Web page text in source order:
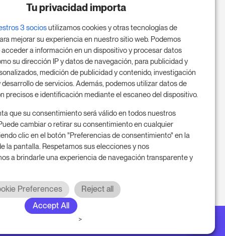
Agenda una reunión para
días.
Inicia tu prueba gratuita
Programa una reunión
los derechos reservados. RoomPriceGenie AG
Tu privacidad importa
3 sociosutilizamos cookies y otras tecnologías de
mejorar su experiencia en nuestro sitio web. Podemos
a información en un dispositivo y procesar datos
su dirección IP y datos de navegación, para publicidad y
medición de publicidad y contenido, investigación
de servicios. Además, podemos utilizar datos de
precisos e identificación mediante el escaneo del dispositivo.
que su consentimiento será válido en todos nuestros
cambiar o retirar su consentimiento en cualquier
clic en el botón "Preferencias de consentimiento" en la
la pantalla. Respetamos sus elecciones y nos
a brindarle una experiencia de navegación transparente y
Preferences
Reject all
Accept All
>